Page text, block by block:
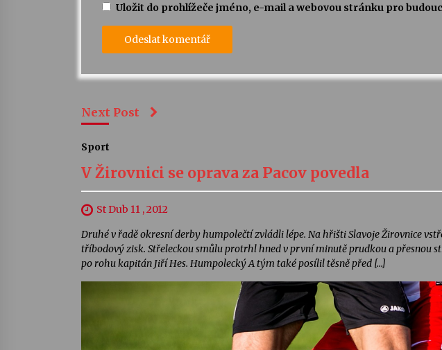
Uložit do prohlížeče jméno, e-mail a webovou stránku pro
Next Post
Sport
V Žirovnici se oprava za Pacov povedla
St Dub 11 , 2012
Druhé v řadě okresní derby humpolečtí zvládli lépe. Na hřišti Slavoje Žirovnice
tříbodový zisk. Střeleckou smůlu protrhl hned v první minutě prudkou a přesnou
po rohu kapitán Jiří Hes. Humpolecký A tým také posílil těsně před […]